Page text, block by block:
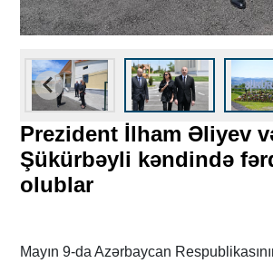
Prezident İlham Əliyev
Şükürbəyli kəndində
olublar
Mayın 9-da Azərbaycan